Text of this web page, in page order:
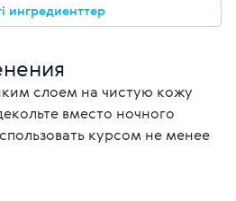
ингредиенттер
вместо ночного
курсом не менее